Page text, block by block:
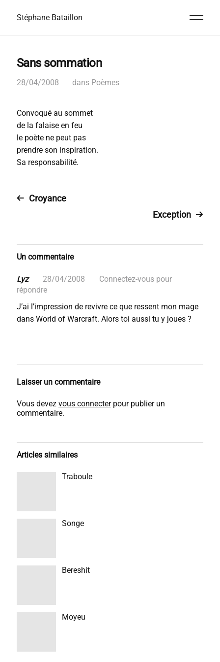
Stéphane Bataillon
Sans sommation
28/04/2008 dans Poèmes
Convoqué au sommet
de la falaise en feu
le poète ne peut pas
prendre son inspiration.
Sa responsabilité.
Croyance
Exception
Un commentaire
Lyz 28/04/2008
Connectez-vous pour
répondre
J’ai l’impression de revivre ce que ressent mon mage
dans World of Warcraft. Alors toi aussi tu y joues ?
Laisser un commentaire
Vous devez vous connecterpour publier un
commentaire.
Articles similaires
Traboule
Songe
Bereshit
Moyeu